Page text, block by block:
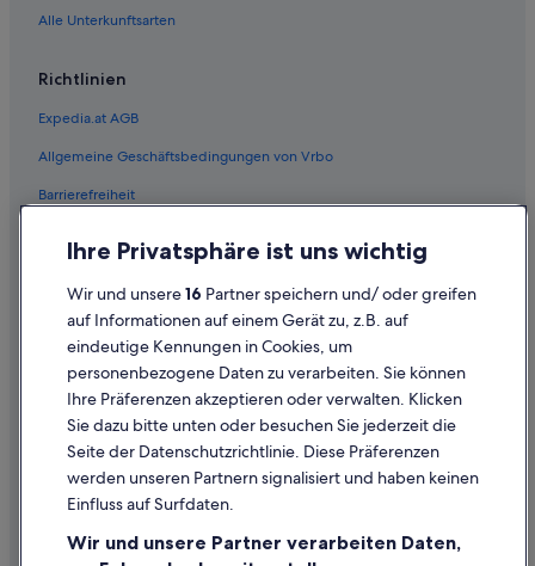
Landhotels in Liezen
Pensionen in Liezen
Private Ferienhäuser in Liezen
Private Ferienhäuser in Liezen
Villen in Liezen
Gasthäuser in Pürgg-Trautenfels
Haustierfreundliche in Pürgg-Trautenfels
Hotels mit Wellnessbereich in Pürgg-Trautenfels
Pürgg-Trautenfels Hotels
Familien in Stainach-Pürgg
Luxus in Stainach-Pürgg
Hotels mit Wellnessbereich in Stainach-Pürgg
Alle Unterkunftsarten
Richtlinien
Expedia.at AGB
Allgemeine Geschäftsbedingungen von Vrbo
Barrierefreiheit
Cookie-Erklärung
Rechtliche Hinweise/Kontakt
Inhaltsrichtlinien und Melden von Inhalten
Hilfe
Hilfe
Rückerstattungsprozess und Zeitrahmen
Ihre Privatsphäre ist uns wichtig
Wir und unsere16 Partner speichern und/ oder greifen
auf Informationen auf einem Gerät zu, z.B. auf
eindeutige Kennungen in Cookies, um
personenbezogene Daten zu verarbeiten. Sie können
Ihre Präferenzen akzeptieren oder verwalten. Klicken
Sie dazu bitte unten oder besuchen Sie jederzeit die
Seite der Datenschutzrichtlinie. Diese Präferenzen
werden unseren Partnern signalisiert und haben keinen
Einfluss auf Surfdaten.
Wir und unsere Partner verarbeiten Daten,